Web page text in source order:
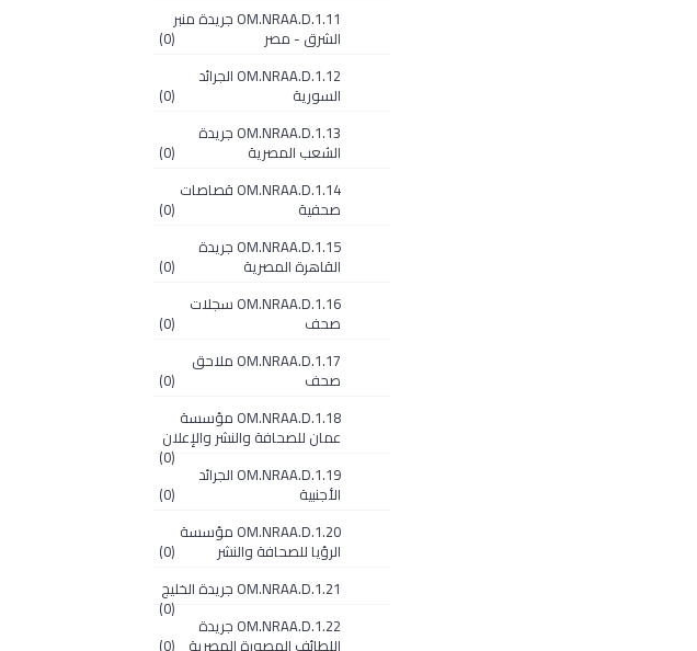
OM.NRAA.D.1.11 جريدة منبر
الشرق - مصر
(0)
OM.NRAA.D.1.12 الجرائد
السورية
(0)
OM.NRAA.D.1.13 جريدة
الشعب المصرية
(0)
OM.NRAA.D.1.14 قصاصات
صحفية
(0)
OM.NRAA.D.1.15 جريدة
القاهرة المصرية
(0)
OM.NRAA.D.1.16 سجلات
صحف
(0)
OM.NRAA.D.1.17 ملاحق
صحف
(0)
OM.NRAA.D.1.18 مؤسسة
عمان للصحافة والنشر والإعلان
(0)
OM.NRAA.D.1.19 الجرائد
الأجنبية
(0)
OM.NRAA.D.1.20 مؤسسة
الرؤيا للصحافة والنشر
(0)
OM.NRAA.D.1.21 جريدة الخليج
(0)
OM.NRAA.D.1.22 جريدة
اللطائف المصورة المصرية (0)